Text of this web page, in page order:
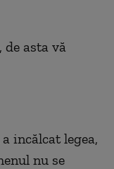
asta vă
incălcat legea,
nu se